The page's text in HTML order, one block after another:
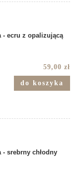
- ecru z opalizującą
59,00 zł
do koszyka
- srebrny chłodny